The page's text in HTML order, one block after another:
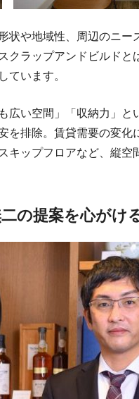
状や地域性、周辺のニー
クラップアンドビルドと
ています。
広い空間」「収納力」と
を排除。賃貸需要の変化
キップフロアなど、縦空
の提案を心がけ